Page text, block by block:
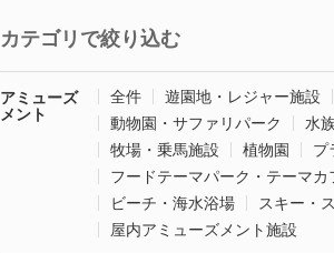
カテゴリで絞り込む
アミューズ
メント
全件 遊園地・レジャー施設
動物園・サファリパーク
水
牧場・乗馬施設
植物園 プ
フードテーマパーク・テーマカ
ビーチ・海水浴場
スキー・
屋内アミューズメント施設